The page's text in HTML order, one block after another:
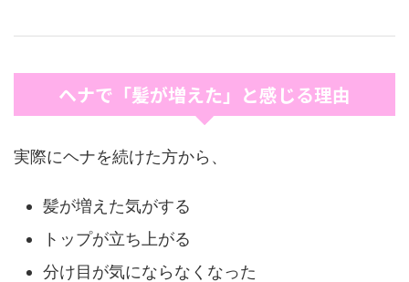
ヘナで「髪が増えた」と感じる理由
実際にヘナを続けた方から、
髪が増えた気がする
トップが立ち上がる
分け目が気にならなくなった